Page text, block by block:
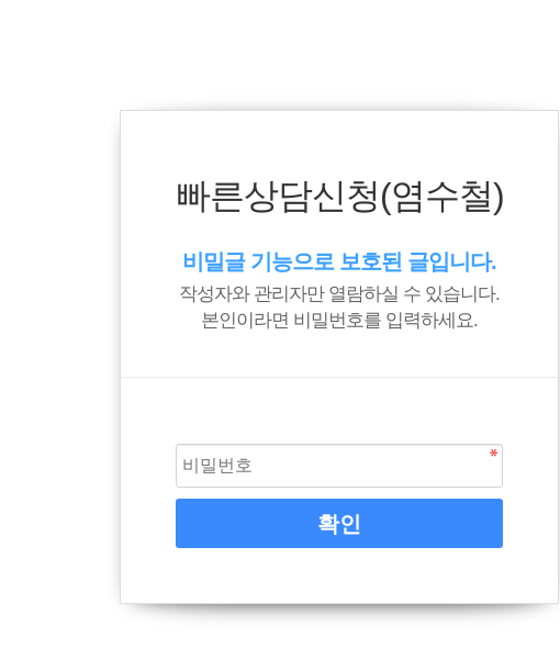
빠른상담신청(염수철)
비밀글 기능으로 보호된 글입니다.
작성자와 관리자만 열람하실 수 있습니다.
본인이라면 비밀번호를 입력하세요.